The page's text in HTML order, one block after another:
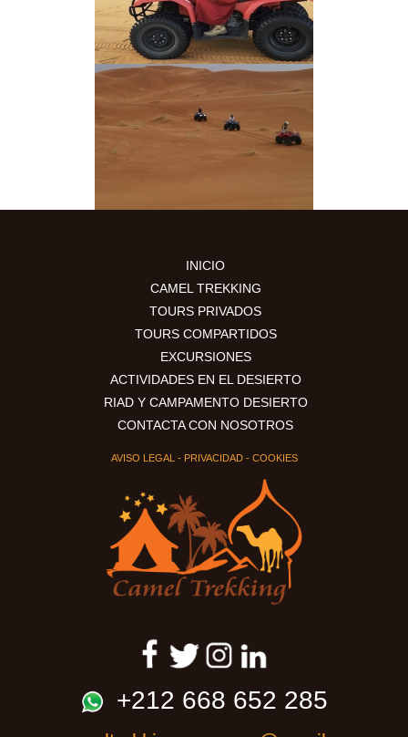
INICIO
CAMEL TREKKING
TOURS PRIVADOS
TOURS COMPARTIDOS
EXCURSIONES
ACTIVIDADES EN EL DESIERTO
RIAD Y CAMPAMENTO DESIERTO
CONTACTA CON NOSOTROS
AVISO LEGAL - PRIVACIDAD- COOKIES
+212 668 652 285